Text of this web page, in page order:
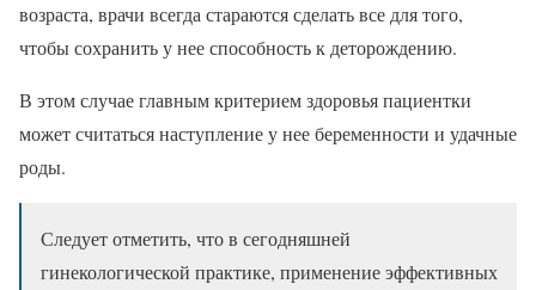
возраста, врачи всегда стараются сделать все для того,
чтобы сохранить у нее способность к деторождению.
В этом случае главным критерием здоровья пациентки
может считаться наступление у нее беременности и удачные
роды.
Следует отметить, что в сегодняшней
гинекологической практике, применение эффективных